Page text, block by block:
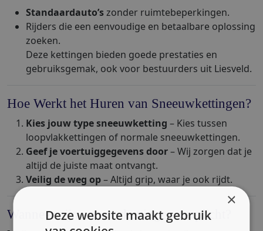
Standaardauto’szonder ruimtebeperkingen.
Rijders die een eenvoudige en betaalbare oplossing
zoeken.
Deze kettingen bieden goede prestaties en
gebruiksgemak, ook voor bestuurders uit Liesveld.
Hoe Werkt het Huren van Sneeuwkettingen?
Kies jouw type sneeuwketting – Kies tussen
loopvlakkettingen of normale sneeuwkettingen.
Geef je voertuiggegevens door– Wij zorgen dat je
altijd de juiste maat ontvangt.
Veilig de weg op– Altijd grip, waar je ook rijdt.
Wanneer zijn sneeuwkettingen verplicht?
×
Deze website maakt gebruik